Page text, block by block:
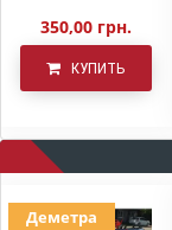
350,00 грн.
КУПИТЬ
Деметра